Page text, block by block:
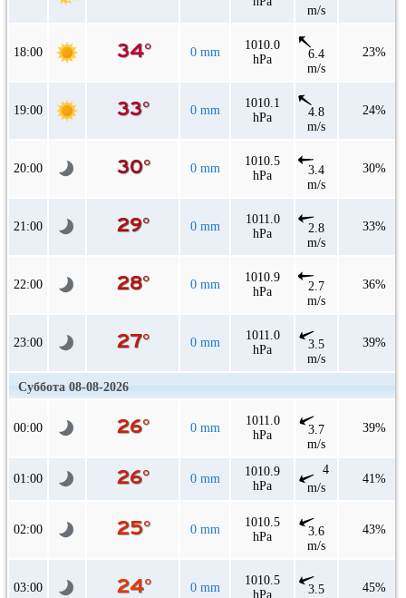
m/s
18:00 0 mm
1010.0
hPa
6.4
m/s
23%
19:00 0 mm
1010.1
hPa
4.8
m/s
24%
20:00 0 mm
1010.5
hPa
3.4
m/s
30%
21:00 0 mm
1011.0
hPa
2.8
m/s
33%
22:00 0 mm
1010.9
hPa
2.7
m/s
36%
23:00 0 mm
1011.0
hPa
3.5
m/s
39%
Суббота 08-08-2026
00:00 0 mm
1011.0
hPa
3.7
m/s
39%
01:00 0 mm
1010.9
hPa
4
m/s
41%
02:00 0 mm
1010.5
hPa
3.6
m/s
43%
03:00 0 mm
1010.5
hPa
3.5
45%